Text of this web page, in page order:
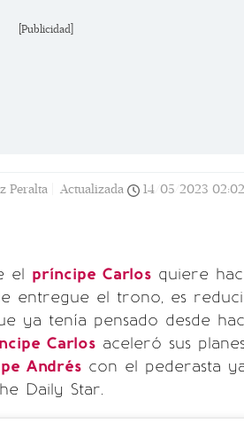
[Publicidad]
Peralta | Actualizada 14/05/2023 02:02
el príncipe Carlos quiere
entregue el trono, es
ya tenía pensado desde
Carlos aceleró sus
Andrés con el pederasta
Daily Star.